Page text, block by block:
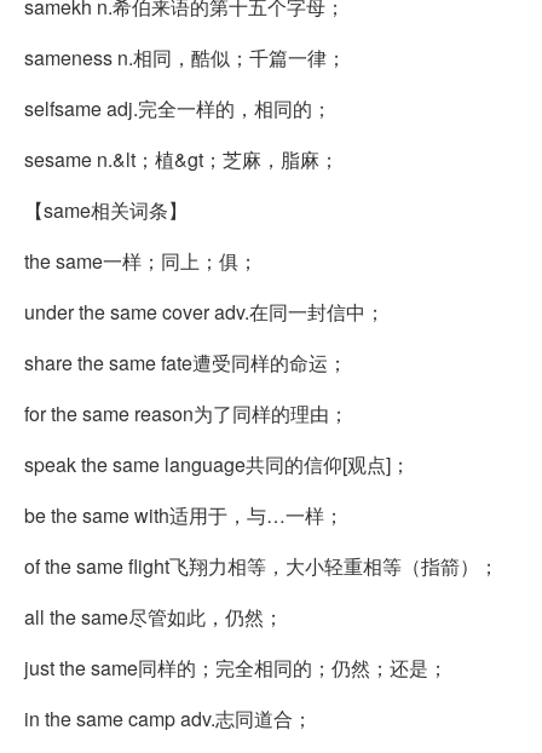
samekh n.希伯来语的第十五个字母；
sameness n.相同，酷似；千篇一律；
selfsame adj.完全一样的，相同的；
sesame n.&lt；植&gt；芝麻，脂麻；
【same相关词条】
the same一样；同上；俱；
under the same cover adv.在同一封信中；
share the same fate遭受同样的命运；
for the same reason为了同样的理由；
speak the same language共同的信仰[观点]；
be the same with适用于，与…一样；
of the same flight飞翔力相等，大小轻重相等（指箭）；
all the same尽管如此，仍然；
just the same同样的；完全相同的；仍然；还是；
in the same camp adv.志同道合；